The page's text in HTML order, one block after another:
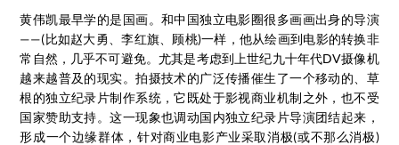
黄伟凯最早学的是国画。和中国独立电影圈很多画画出身的导演
——(比如赵大勇、李红旗、顾桃)一样，他从绘画到电影的转换非
常自然，几乎不可避免。尤其是考虑到上世纪九十年代DV摄像机
越来越普及的现实。拍摄技术的广泛传播催生了一个移动的、草
根的独立纪录片制作系统，它既处于影视商业机制之外，也不受
国家赞助支持。这一现象也调动国内独立纪录片导演团结起来，
形成一个边缘群体，针对商业电影产业采取消极(或不那么消极)